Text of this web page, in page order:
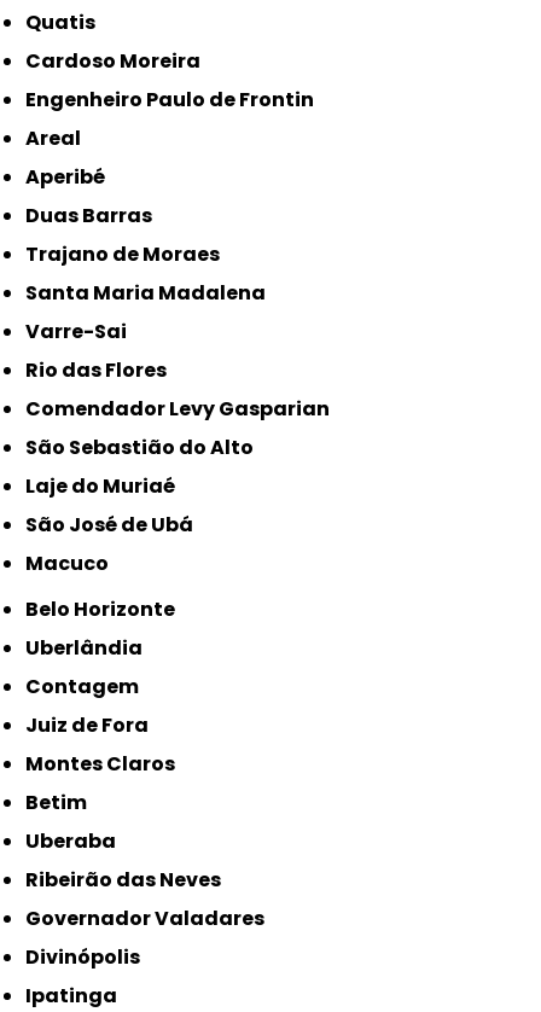
Quatis
Cardoso Moreira
Engenheiro Paulo de Frontin
Areal
Aperibé
Duas Barras
Trajano de Moraes
Santa Maria Madalena
Varre-Sai
Rio das Flores
Comendador Levy Gasparian
São Sebastião do Alto
Laje do Muriaé
São José de Ubá
Macuco
Belo Horizonte
Uberlândia
Contagem
Juiz de Fora
Montes Claros
Betim
Uberaba
Ribeirão das Neves
Governador Valadares
Divinópolis
Ipatinga